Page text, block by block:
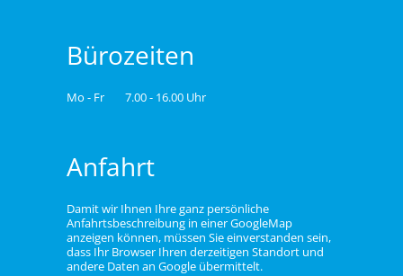
Bürozeiten
Mo - Fr 7.00 - 16.00 Uhr
Anfahrt
Damit wir Ihnen Ihre ganz persönliche
Anfahrtsbeschreibung in einer GoogleMap
anzeigen können, müssen Sie einverstanden sein,
dass Ihr Browser Ihren derzeitigen Standort und
andere Daten an Google übermittelt.